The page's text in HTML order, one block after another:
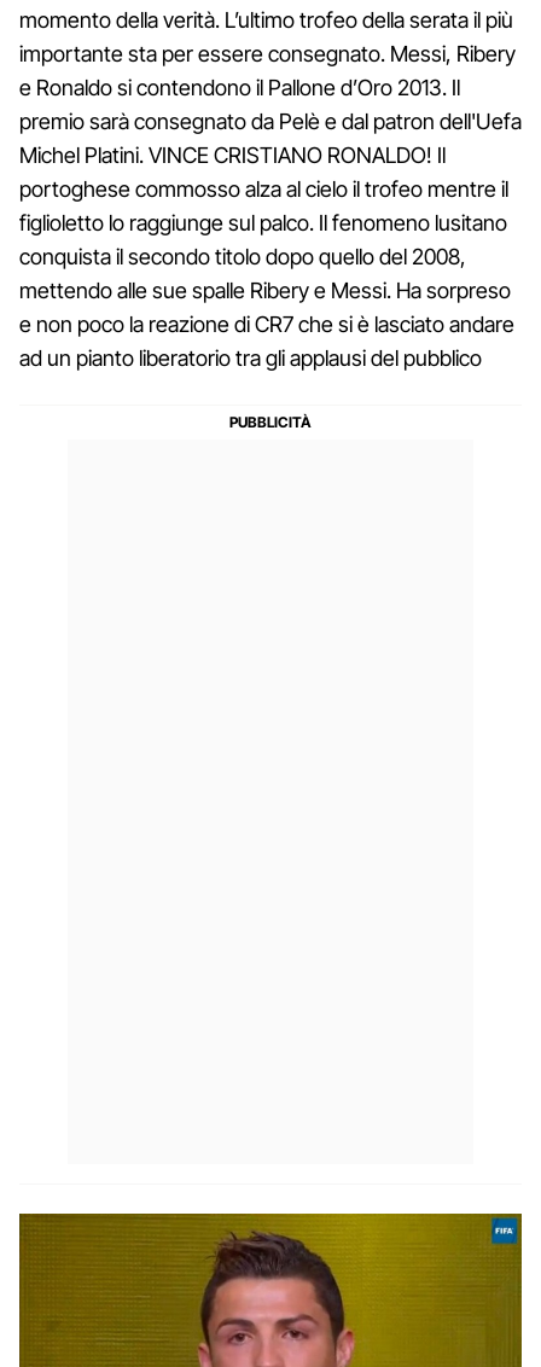
momento della verità. L’ultimo trofeo della serata il più
importante sta per essere consegnato. Messi, Ribery
e Ronaldo si contendono il Pallone d’Oro 2013. Il
premio sarà consegnato da Pelè e dal patron dell'Uefa
Michel Platini. VINCE CRISTIANO RONALDO! Il
portoghese commosso alza al cielo il trofeo mentre il
figlioletto lo raggiunge sul palco. Il fenomeno lusitano
conquista il secondo titolo dopo quello del 2008,
mettendo alle sue spalle Ribery e Messi. Ha sorpreso
e non poco la reazione di CR7 che si è lasciato andare
ad un pianto liberatorio tra gli applausi del pubblico